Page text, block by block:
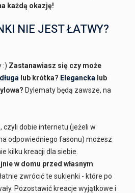
każdą okazję!
NIE JEST ŁATWY?
:) Zastanawiasz się czy może
długa lub krótka? Elegancka lub
Dylematy będą zawsze, na
czyli dobie internetu (jeżeli w
odpowiedniego fasonu) możesz
kilku kreacji dla siebie.
w domu przed własnym
zwrócić te sukienki - które po
Pozostawić kreacje wyjątkowe i